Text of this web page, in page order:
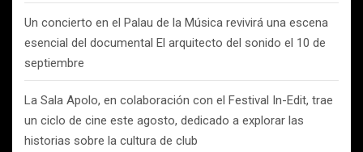
Un concierto en el Palau de la Música revivirá una escena
esencial del documental El arquitecto del sonido el 10 de
septiembre
La Sala Apolo, en colaboración con el Festival In-Edit, trae
un ciclo de cine este agosto, dedicado a explorar las
historias sobre la cultura de club